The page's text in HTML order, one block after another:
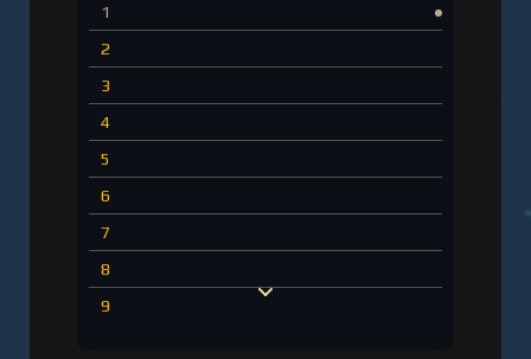
1
2
3
4
5
6
7
8
9